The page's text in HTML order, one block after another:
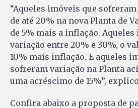
“Aqueles imóveis que
de até 20% na nova Planta de
de 5% mais a inflação.
variação entre 20% e 30%, o
10% mais inflação. E aqueles
sofreram variação na Planta
uma acréscimo de 15%”,
Confira abaixo a proposta de